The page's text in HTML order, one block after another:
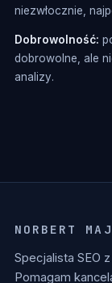
niezwłocznie,
Dobrowolność:
dobrowolne, ale
analizy.
NORBERT
Specjalista SEO
Pomagam